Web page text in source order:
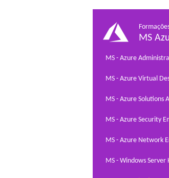
MS
MS - Azure
MS - Azure Virtual
MS - Azure Solutions
MS - Azure Security
MS - Azure Network
MS - Windows